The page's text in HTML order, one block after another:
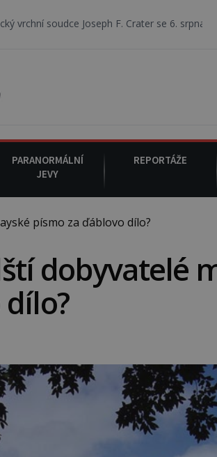
F. Crater se 6. srpna 1930 navečeří
PARANORMÁLNÍ
JEVY
REPORTÁŽE
písmo za ďáblovo dílo?
dobyvatelé